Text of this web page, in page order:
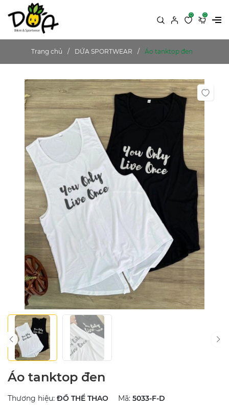
0 0
Trang chủ DỨA SPORTWEAR Áo tanktop đen
Áo tanktop đen
Thương hiệu: ĐỒ THỂ THAO Mã: 5033-F-D